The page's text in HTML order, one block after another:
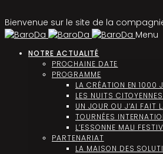
Bienvenue sur le site de la
Menu
NOTRE ACTUALITÉ
PROCHAINE DATE
PROGRAMME
LA CRÉATION EN 1000
LES NUITS
UN JOUR OU J’AI FAIT
TOURNÉES
L’ESSONNE MALI
PARTENARIAT
LA MAISON DES